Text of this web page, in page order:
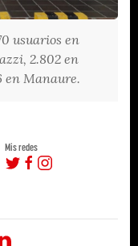
usuarios en
2.802 en
en Manaure.
Mis redes